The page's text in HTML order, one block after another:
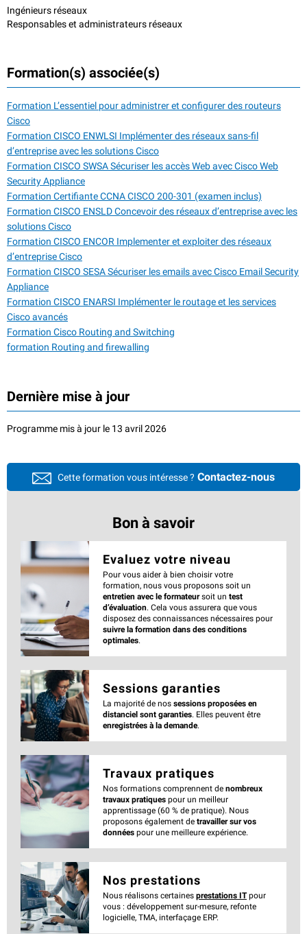
Ingénieurs réseaux
Responsables et administrateurs réseaux
Formation(s) associée(s)
Formation L’essentiel pour administrer et configurer des routeurs
Cisco
Formation CISCO ENWLSI Implémenter des réseaux sans-fil
d’entreprise avec les solutions Cisco
Formation CISCO SWSA Sécuriser les accès Web avec Cisco Web
Security Appliance
Formation Certifiante CCNA CISCO 200-301 (examen inclus)
Formation CISCO ENSLD Concevoir des réseaux d’entreprise avec les
solutions Cisco
Formation CISCO ENCOR Implementer et exploiter des réseaux
d’entreprise Cisco
Formation CISCO SESA Sécuriser les emails avec Cisco Email Security
Appliance
Formation CISCO ENARSI Implémenter le routage et les services
Cisco avancés
Formation Cisco Routing and Switching
formation Routing and firewalling
Dernière mise à jour
Programme mis à jour le 13 avril 2026
Cette formation vous intéresse ? Contactez-nous
Bon à savoir
Evaluez votre niveau
Pour vous aider à bien choisir votre
formation, nous vous proposons soit un
entretien avec le formateursoit un test
d’évaluation. Cela vous assurera que vous
disposez des connaissances nécessaires pour
suivre la formation dans des conditions
optimales.
Sessions garanties
La majorité de nos sessions proposées en
distanciel sont garanties. Elles peuvent être
enregistrées à la demande.
Travaux pratiques
Nos formations comprennent de nombreux
travaux pratiques pour un meilleur
apprentissage (60 % de pratique). Nous
proposons également de travailler sur vos
données pour une meilleure expérience.
Nos prestations
Nous réalisons certaines prestations ITpour
vous : développement sur-mesure, refonte
logicielle, TMA, interfaçage ERP.